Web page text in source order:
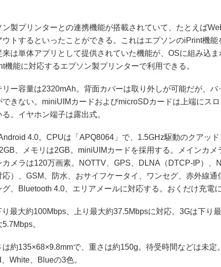
製プリンターとの連携機能が搭載されていて、たとえば
ウトするといったことができる。これはエプソンのiPrint機能
来は単体アプリとして提供されていた機能が、OSに組み込ま
機能に対応するエプソン製プリンターで利用できる。
ー容量は2320mAh。背面カバーは取り外しが可能だが、バ
できない。miniUIMカードおよびmicroSDカードは上端にス
る。イヤホン端子は露出式。
4.0。CPUは「APQ8064」で、1.5GHz駆動のクアッド
、メモリは2GB。miniUIMカードを採用する。メインカメ
カメラは120万画素。NOTTV、GPS、DLNA（DTCP-IP）、
応）、GSM、防水、おサイフケータイ、ワンセグ、赤外線通
グ、Bluetooth 4.0、エリアメールに対応する。おくだけ充電
最大約100Mbps、上り最大約37.5Mbpsに対応。3Gは下り最
5.7Mbps。
約135×68×9.8mmで、重さは約150g。待受時間などは未定
White、Blueの3色。